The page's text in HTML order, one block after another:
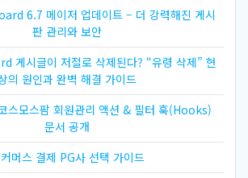
6.7 메이저 업데이트 – 더 강력해진 게시
판 관리와 보안
게시글이 저절로 삭제된다? “유령 삭제” 현
의 원인과 완벽 해결 가이드
스모스팜 회원관리 액션 & 필터 훅(Hooks)
문서 공개
머스 결제 PG사 선택 가이드